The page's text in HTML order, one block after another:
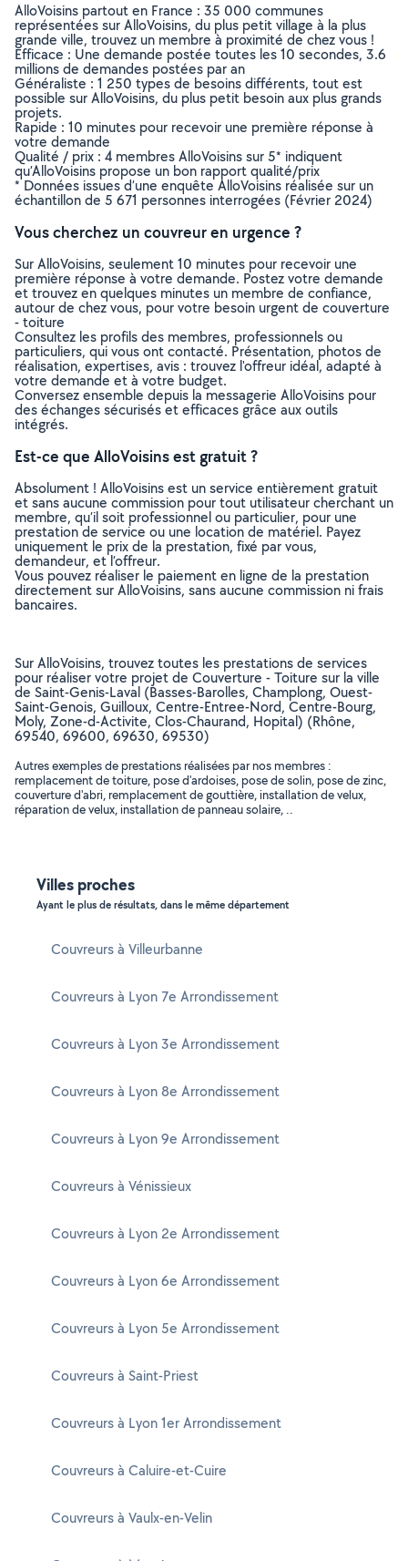
AlloVoisins partout en France : 35 000 communes
représentées sur AlloVoisins, du plus petit village à la plus
grande ville, trouvez un membre à proximité de chez vous !
Efficace : Une demande postée toutes les 10 secondes, 3.6
millions de demandes postées par an
Généraliste : 1 250 types de besoins différents, tout est
possible sur AlloVoisins, du plus petit besoin aux plus grands
projets.
Rapide : 10 minutes pour recevoir une première réponse à
votre demande
Qualité / prix : 4 membres AlloVoisins sur 5* indiquent
qu’AlloVoisins propose un bon rapport qualité/prix
* Données issues d’une enquête AlloVoisins réalisée sur un
échantillon de 5 671 personnes interrogées (Février 2024)
Vous cherchez un couvreur en urgence ?
Sur AlloVoisins, seulement 10 minutes pour recevoir une
première réponse à votre demande. Postez votre demande
et trouvez en quelques minutes un membre de confiance,
autour de chez vous, pour votre besoin urgent de couverture
- toiture
Consultez les profils des membres, professionnels ou
particuliers, qui vous ont contacté. Présentation, photos de
réalisation, expertises, avis : trouvez l'offreur idéal, adapté à
votre demande et à votre budget.
Conversez ensemble depuis la messagerie AlloVoisins pour
des échanges sécurisés et efficaces grâce aux outils
intégrés.
Est-ce que AlloVoisins est gratuit ?
Absolument ! AlloVoisins est un service entièrement gratuit
et sans aucune commission pour tout utilisateur cherchant un
membre, qu’il soit professionnel ou particulier, pour une
prestation de service ou une location de matériel. Payez
uniquement le prix de la prestation, fixé par vous,
demandeur, et l’offreur.
Vous pouvez réaliser le paiement en ligne de la prestation
directement sur AlloVoisins, sans aucune commission ni frais
bancaires.
Sur AlloVoisins, trouvez toutes les prestations de services
pour réaliser votre projet de Couverture - Toiture sur la ville
de Saint-Genis-Laval (Basses-Barolles, Champlong, Ouest-
Saint-Genois, Guilloux, Centre-Entree-Nord, Centre-Bourg,
Moly, Zone-d-Activite, Clos-Chaurand, Hopital) (Rhône,
69540, 69600, 69630, 69530)
Autres exemples de prestations réalisées par nos membres :
remplacement de toiture, pose d'ardoises, pose de solin, pose de zinc,
couverture d'abri, remplacement de gouttière, installation de velux,
réparation de velux, installation de panneau solaire, ..
Villes proches
Ayant le plus de résultats, dans le même département
Couvreurs à Villeurbanne
Couvreurs à Lyon 7e Arrondissement
Couvreurs à Lyon 3e Arrondissement
Couvreurs à Lyon 8e Arrondissement
Couvreurs à Lyon 9e Arrondissement
Couvreurs à Vénissieux
Couvreurs à Lyon 2e Arrondissement
Couvreurs à Lyon 6e Arrondissement
Couvreurs à Lyon 5e Arrondissement
Couvreurs à Saint-Priest
Couvreurs à Lyon 1er Arrondissement
Couvreurs à Caluire-et-Cuire
Couvreurs à Vaulx-en-Velin